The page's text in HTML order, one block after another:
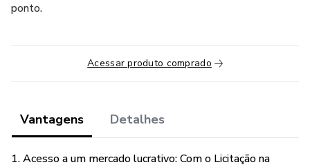
ponto.
Acessar produto comprado
Vantagens Detalhes
1. Acesso a um mercado lucrativo: Com o Licitação na